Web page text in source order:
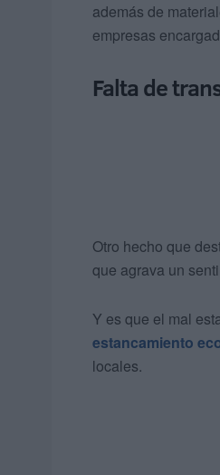
además de
empresas
Falta de
Otro hecho que
que agrava un
Y es que el mal
estancamiento
locales.